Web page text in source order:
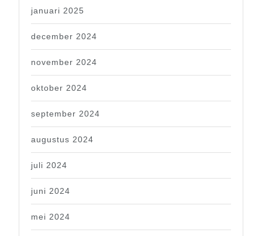
januari 2025
december 2024
november 2024
oktober 2024
september 2024
augustus 2024
juli 2024
juni 2024
mei 2024